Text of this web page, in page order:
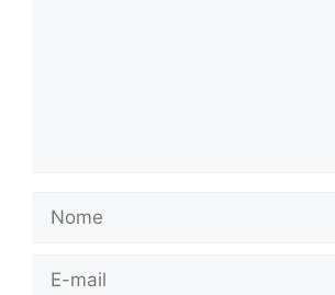
Nome
E-